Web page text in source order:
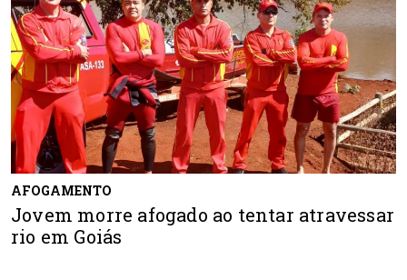
AFOGAMENTO
Jovem morre afogado ao tentar atravessar
rio em Goiás